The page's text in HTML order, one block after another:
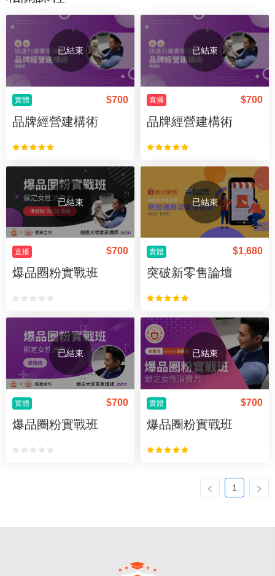
已結束
實體 $700
品牌經營建構術
已結束
直播 $700
品牌經營建構術
已結束
直播 $700
爆品圈粉實戰班
已結束
實體 $1,680
突破新零售論壇
已結束
實體 $700
爆品圈粉實戰班
已結束
實體 $700
爆品圈粉實戰班
1